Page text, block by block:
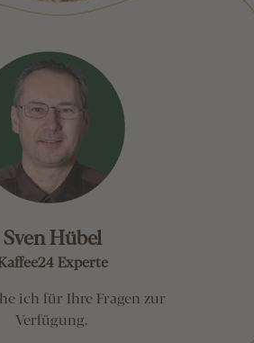
Sven Hübel
Experte
ich für Ihre Fragen zur
Verfügung.